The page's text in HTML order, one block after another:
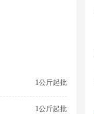
1公斤起批
1公斤起批